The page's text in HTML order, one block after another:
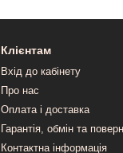
Клієнтам
Вхід до кабінету
Про нас
Оплата і доставка
Гарантія, обмін та
Контактна інформація